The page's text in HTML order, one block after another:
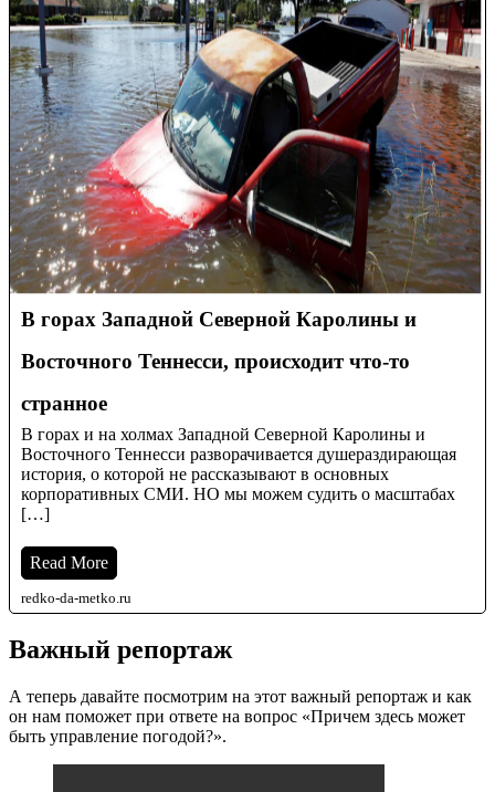
В горах Западной Северной Каролины и
Восточного Теннесси, происходит что-то
странное
В горах и на холмах Западной Северной Каролины и
Восточного Теннесси разворачивается душераздирающая
история, о которой не рассказывают в основных
корпоративных СМИ. НО мы можем судить о масштабах
[…]
Read More
redko-da-metko.ru
Важный репортаж
А теперь давайте посмотрим на этот важный репортаж и как
он нам поможет при ответе на вопрос «Причем здесь может
быть управление погодой?».